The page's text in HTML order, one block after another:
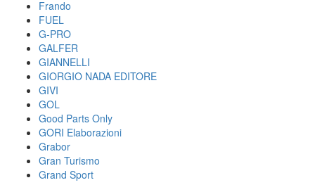
Frando
FUEL
G-PRO
GALFER
GIANNELLI
GIORGIO NADA EDITORE
GIVI
GOL
Good Parts Only
GORI Elaborazioni
Grabor
Gran Turismo
Grand Sport